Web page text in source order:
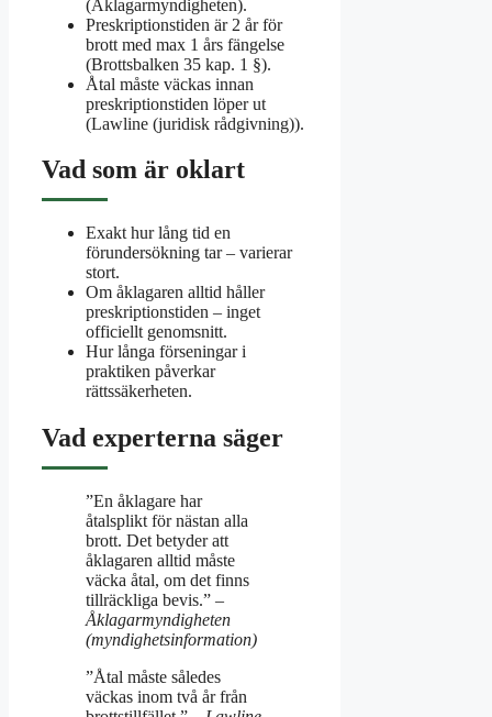
(Åklagarmyndigheten).
Preskriptionstiden är 2 år för
brott med max 1 års fängelse
(Brottsbalken 35 kap. 1 §).
Åtal måste väckas innan
preskriptionstiden löper ut
(Lawline (juridisk rådgivning)).
Vad som är oklart
Exakt hur lång tid en
förundersökning tar – varierar
stort.
Om åklagaren alltid håller
preskriptionstiden – inget
officiellt genomsnitt.
Hur långa förseningar i
praktiken påverkar
rättssäkerheten.
Vad experterna säger
”En åklagare har
åtalsplikt för nästan alla
brott. Det betyder att
åklagaren alltid måste
väcka åtal, om det finns
tillräckliga bevis.” –
Åklagarmyndigheten
(myndighetsinformation)
”Åtal måste således
väckas inom två år från